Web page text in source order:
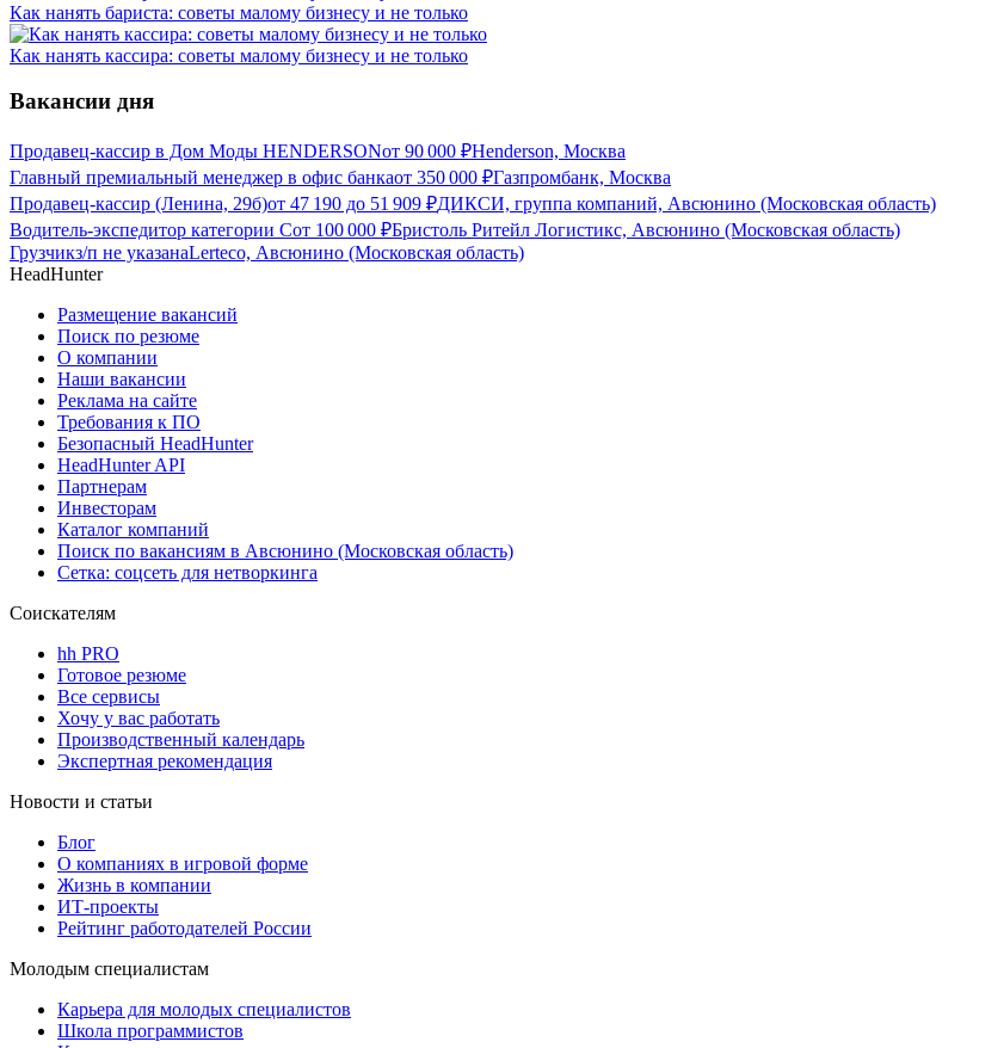
Как нанять бариста: советы малому бизнесу и не только
Как нанять кассира: советы малому бизнесу и не только
Вакансии дня
Продавец-кассир в Дом Моды HENDERSONот 90 000 ₽Henderson, Москва
Главный премиальный менеджер в офис банкаот 350 000 ₽Газпромбанк, Москва
Продавец-кассир (Ленина, 29б)от 47 190 до 51 909 ₽ДИКСИ, группа компаний, Авсюнино (Московская область)
Водитель-экспедитор категории Сот 100 000 ₽Бристоль Ритейл Логистикс, Авсюнино (Московская область)
Грузчикз/п не указанаLerteco, Авсюнино (Московская область)
HeadHunter
Размещение вакансий
Поиск по резюме
О компании
Наши вакансии
Реклама на сайте
Требования к ПО
Безопасный HeadHunter
HeadHunter API
Партнерам
Инвесторам
Каталог компаний
Поиск по вакансиям в Авсюнино (Московская область)
Сетка: соцсеть для нетворкинга
Соискателям
hh PRO
Готовое резюме
Все сервисы
Хочу у вас работать
Производственный календарь
Экспертная рекомендация
Новости и статьи
Блог
О компаниях в игровой форме
Жизнь в компании
ИТ-проекты
Рейтинг работодателей России
Молодым специалистам
Карьера для молодых специалистов
Школа программистов